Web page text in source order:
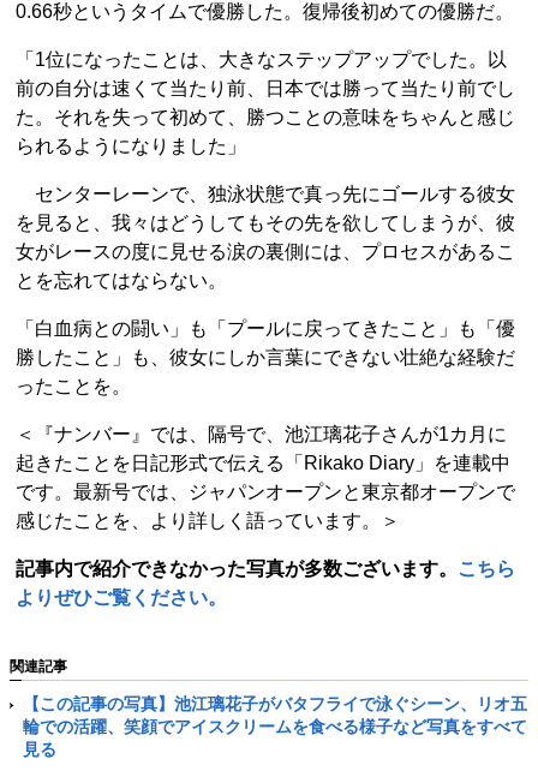
0.66秒というタイムで優勝した。復帰後初めての優勝だ。
「1位になったことは、大きなステップアップでした。以
前の自分は速くて当たり前、日本では勝って当たり前でし
た。それを失って初めて、勝つことの意味をちゃんと感じ
られるようになりました」
センターレーンで、独泳状態で真っ先にゴールする彼女
を見ると、我々はどうしてもその先を欲してしまうが、彼
女がレースの度に見せる涙の裏側には、プロセスがあるこ
とを忘れてはならない。
「白血病との闘い」も「プールに戻ってきたこと」も「優
勝したこと」も、彼女にしか言葉にできない壮絶な経験だ
ったことを。
＜『ナンバー』では、隔号で、池江璃花子さんが1カ月に
起きたことを日記形式で伝える「Rikako Diary」を連載中
です。最新号では、ジャパンオープンと東京都オープンで
感じたことを、より詳しく語っています。＞
記事内で紹介できなかった写真が多数ございます。
こちら
よりぜひご覧ください。
関連記事
【この記事の写真】池江璃花子がバタフライで泳ぐシーン、リオ五
輪での活躍、笑顔でアイスクリームを食べる様子など写真をすべて
見る